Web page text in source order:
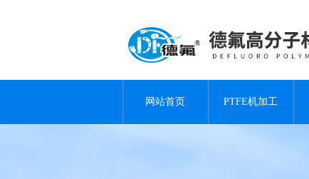
网站首页 PTFE机加工